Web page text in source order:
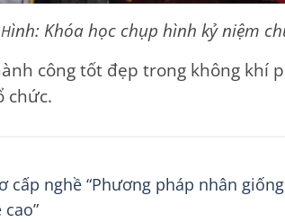
Hình: Khóa học chụp hình kỷ niệm
công tốt đẹp trong không khí
chức.
cấp nghề “Phương pháp nhân